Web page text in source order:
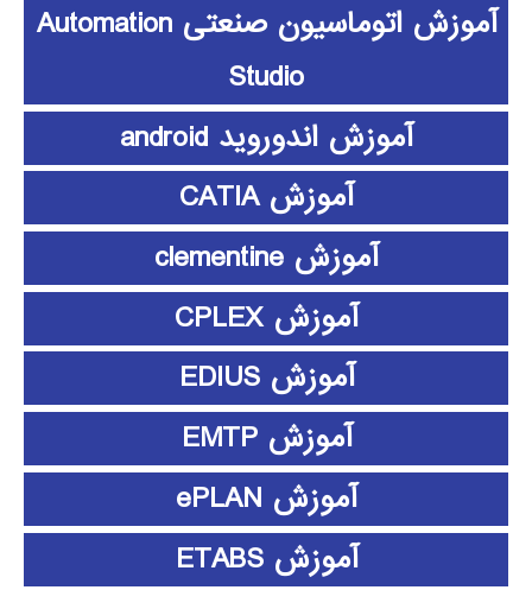
آموزش اتوماسیون صنعتی Automation
Studio
آموزش اندوروید android
آموزش CATIA
آموزش clementine
آموزش CPLEX
آموزش EDIUS
آموزش EMTP
آموزش ePLAN
آموزش ETABS